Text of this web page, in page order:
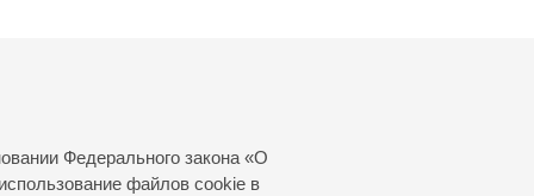
Федерального закона «О
файлов cookie в